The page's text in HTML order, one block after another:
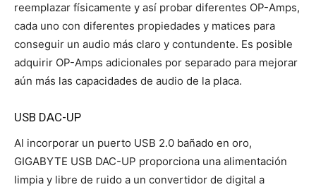
reemplazar físicamente y así probar diferentes OP-Amps,
cada uno con diferentes propiedades y matices para
conseguir un audio más claro y contundente. Es posible
adquirir OP-Amps adicionales por separado para mejorar
aún más las capacidades de audio de la placa.
USB DAC-UP
Al incorporar un puerto USB 2.0 bañado en oro,
GIGABYTE USB DAC-UP proporciona una alimentación
limpia y libre de ruido a un convertidor de digital a